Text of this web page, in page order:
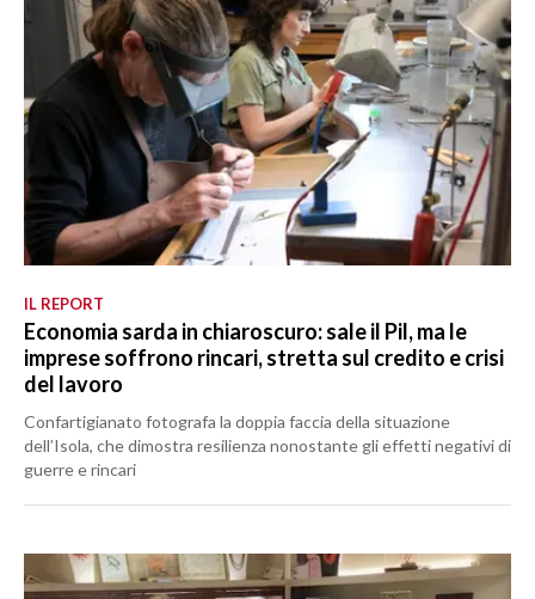
IL REPORT
Economia sarda in chiaroscuro: sale il Pil, ma le
imprese soffrono rincari, stretta sul credito e crisi
del lavoro
Confartigianato fotografa la doppia faccia della situazione
dell’Isola, che dimostra resilienza nonostante gli effetti negativi di
guerre e rincari